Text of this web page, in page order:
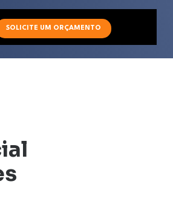
SOLICITE UM ORÇAMENTO